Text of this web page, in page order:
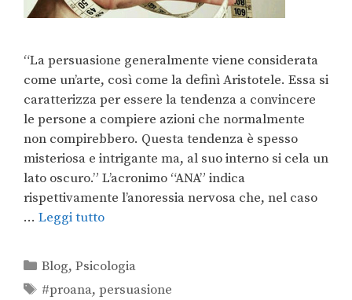
“La persuasione generalmente viene considerata
come un’arte, così come la definì Aristotele. Essa si
caratterizza per essere la tendenza a convincere
le persone a compiere azioni che normalmente
non compirebbero. Questa tendenza è spesso
misteriosa e intrigante ma, al suo interno si cela un
lato oscuro.” L’acronimo “ANA” indica
rispettivamente l’anoressia nervosa che, nel caso
… Leggi tutto
Blog,Psicologia
#proana,persuasione